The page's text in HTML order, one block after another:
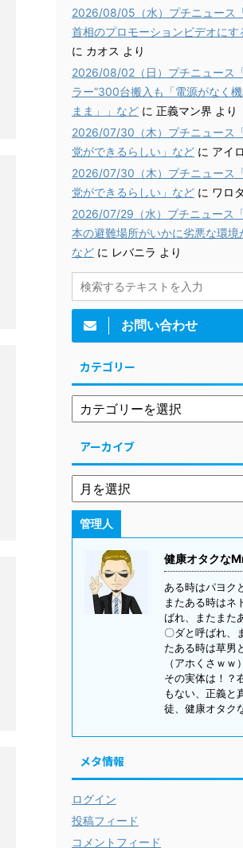
2026/08/05（水）プチニュース
首相のプロモーションビデオにす
に カオス より
2026/08/02（日）プチニュース
ラー”300台搬入も「電源がなく
まま」」など に 正義マン界 より
2026/07/30（木）プチニュース
党ができるらしい」など に アイ
2026/07/30（木）プチニュース
党ができるらしい」など に ワロタ
2026/07/29（水）プチニュース
本の避難場所がいかに劣悪な環境
など に レバニラ より
お問い合わせ
カテゴリー
アーカイブ
管理人
健康オタクな
ある時はパヨク
またある時はネ
ばれ、またまた
〇ダと呼ばれ、
たある時は草男
（アホくさｗｗ
その実体は！？
もない、正義と
徒、健康オタク
メタ情報
ログイン
投稿フィード
コメントフィード